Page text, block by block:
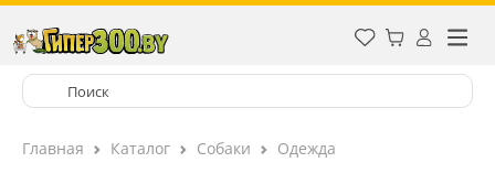
Главная Каталог Собаки Одежда